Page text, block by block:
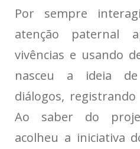
Por sempre
atenção paternal
vivências e usando
nasceu a ideia
diálogos,
Ao saber do
acolheu a iniciativa